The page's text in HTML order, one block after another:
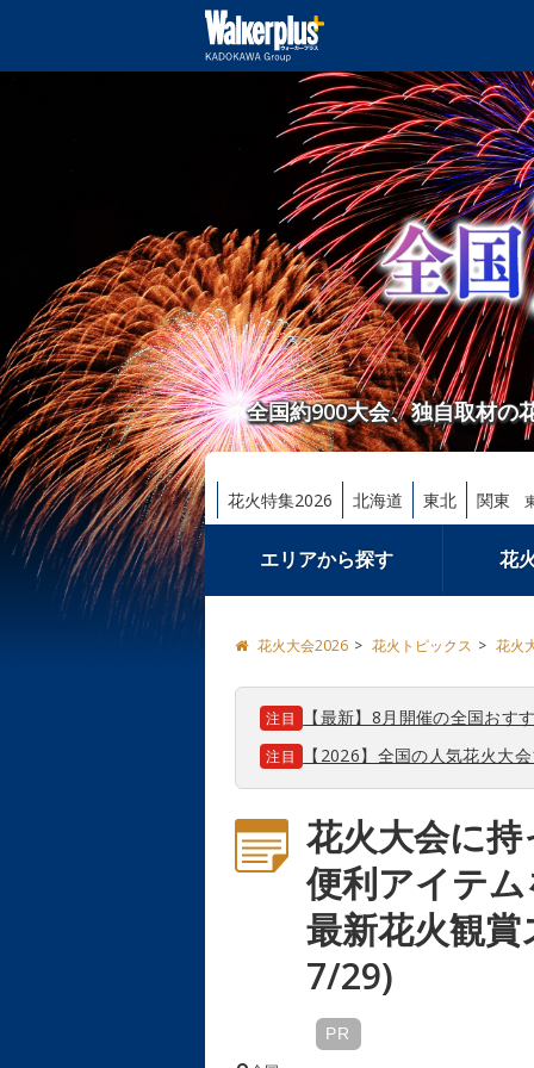
全国約900大会、独自取材の
花火特集2026 北海道 東北 関東
エリアから探す 花
花火大会2026 花火トピックス 花火
注目 【最新】8月開催の全国おす
注目 【2026】全国の人気花火大
花火大会に
便利アイテ
最新花火観
7/29)
PR